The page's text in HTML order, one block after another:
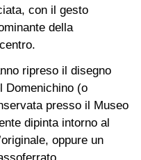
con il gesto
della
ripreso il disegno
Domenichino (o
presso il Museo
dipinta intorno al
oppure un